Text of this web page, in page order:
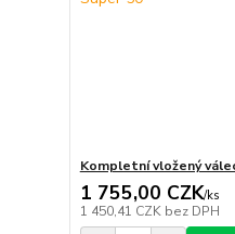
Kompletní vložený
1 755,00 CZK/ks
1 450,41 CZK bez DPH